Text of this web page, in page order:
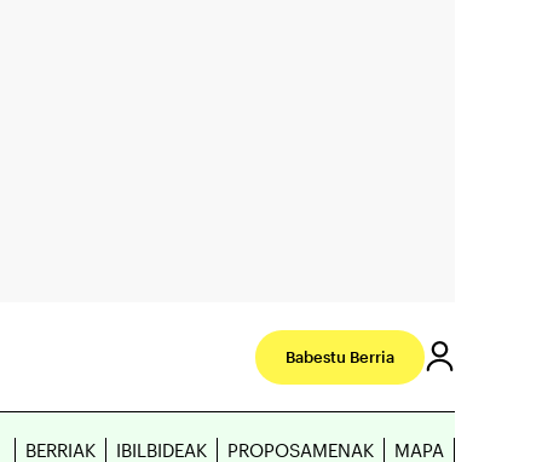
Babestu Berria
BERRIAK IBILBIDEAK PROPOSAMENAK MAPA